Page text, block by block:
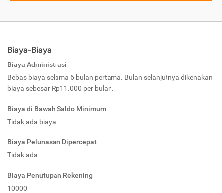
Biaya-Biaya
Biaya Administrasi
Bebas biaya selama 6 bulan pertama. Bulan selanjutnya dikenakan
biaya sebesar Rp11.000 per bulan.
Biaya di Bawah Saldo Minimum
Tidak ada biaya
Biaya Pelunasan Dipercepat
Tidak ada
Biaya Penutupan Rekening
10000